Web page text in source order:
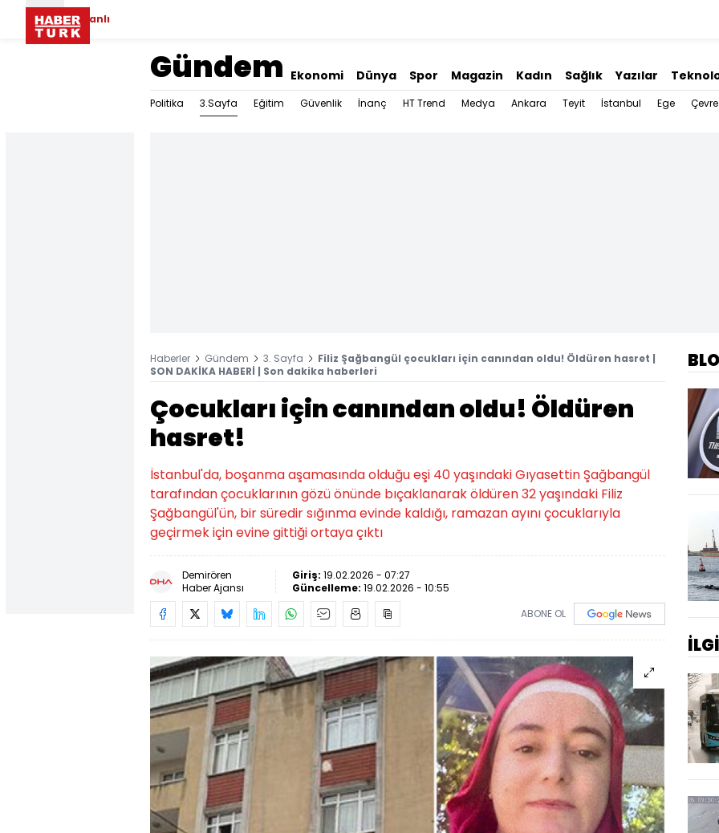
Canlı
Gündem Ekonomi Dünya Spor Magazin Kadın Sağlık Yazılar
Politika 3.Sayfa Eğitim Güvenlik İnanç HT Trend Medya Ankara Teyit İstanbul Ege Çevre
Haberler Gündem 3. Sayfa
Filiz Şağbangül çocukları için canından oldu! Öldüren hasret |
SON DAKİKA HABERİ | Son dakika haberleri
Çocukları için canından oldu! Öldüren
hasret!
İstanbul'da, boşanma aşamasında olduğu eşi 40 yaşındaki Gıyasettin Şağbangül
tarafından çocuklarının gözü önünde bıçaklanarak öldüren 32 yaşındaki Filiz
Şağbangül'ün, bir süredir sığınma evinde kaldığı, ramazan ayını çocuklarıyla
geçirmek için evine gittiği ortaya çıktı
Demirören
Haber Ajansı
Giriş: 19.02.2026 - 07:27
Güncelleme: 19.02.2026 - 10:55
ABONE OL